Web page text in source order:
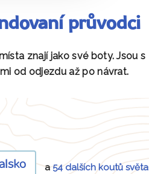
průvodci
znají jako své boty. Jsou s
od odjezdu až po návrat.
a54 dalších koutů světa